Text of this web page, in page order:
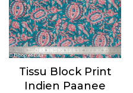
Tissu Block Print
Indien Paanee